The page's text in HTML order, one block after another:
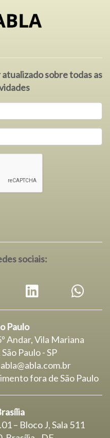
sobre todas as
sociais:
Paulo
Andar, Vila Mariana
Paulo - SP
fora de São Paulo
– Bloco J, Sala 511